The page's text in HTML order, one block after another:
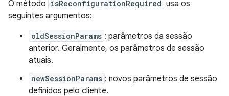
O método isReconfigurationRequired usa os
seguintes argumentos:
oldSessionParams : parâmetros da sessão
anterior. Geralmente, os parâmetros de sessão
atuais.
newSessionParams : novos parâmetros de sessão
definidos pelo cliente.